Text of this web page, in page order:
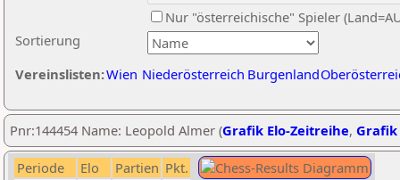
Sortierung
Nur "österreichische" Spieler
Vereinslisten:Wien Niederösterreich Burgenland
Pnr:144454 Name: Leopold Almer (Grafik Elo-Zeitreihe, Grafik
Periode Elo Partien Pkt.